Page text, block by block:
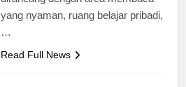
dirancang dengan area membaca